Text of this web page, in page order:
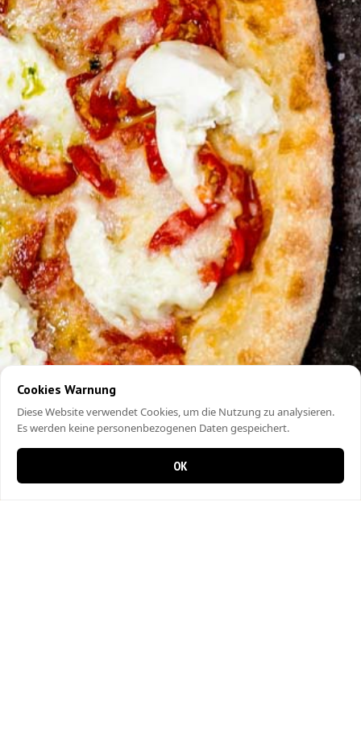
Cookies Warnung
Diese Website verwendet Cookies, um die Nutzung zu analysieren.
Es werden keine personenbezogenen Daten gespeichert.
OK